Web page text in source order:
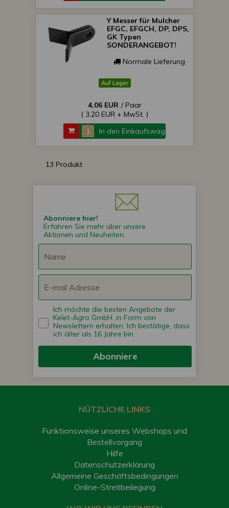
Y Messer für Mulcher
EFGC, EFGCH, DP, DPS,
GK Typen
SONDERANGEBOT!
Normale Lieferung
Auf Lager
4,06 EUR / Paar
( 3,20 EUR + MwSt. )
In den Einkaufswagen
13 Produkt
Abonniere hier!
Erfahren Sie mehr über unsere
Aktionen und Neuheiten.
Ich möchte die besten Angebote der
Kelet-Agro GmbH. in Form von
Newslettern erhalten. Ich bestätige, dass
ich älter als 16 Jahre bin.
Abonniere
NÜTZLICHE LINKS
Funktionsweise unseres Webshops und
Bestellvorgang
Hilfe
Datenschutzerklärung
Allgemeine Geschäftsbedingungen
Online-Streitbeilegung